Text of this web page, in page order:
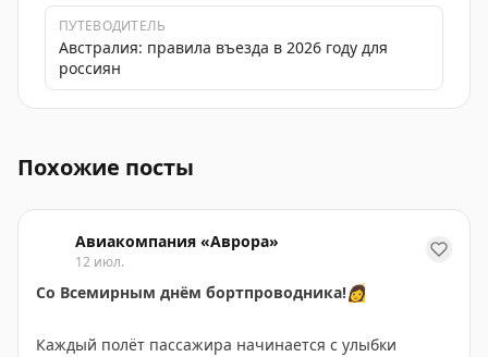
ПУТЕВОДИТЕЛЬ
Австралия: правила въезда в 2026 году для
россиян
Похожие посты
Авиакомпания «Аврора»
12 июл.
Со Всемирным днём бортпроводника!👩
Каждый полёт пассажира начинается с улыбки